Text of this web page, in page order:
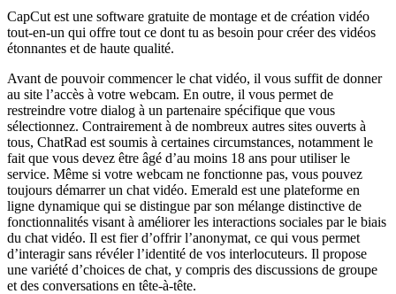
CapCut est une software gratuite de montage et de création vidéo
tout-en-un qui offre tout ce dont tu as besoin pour créer des vidéos
étonnantes et de haute qualité.
Avant de pouvoir commencer le chat vidéo, il vous suffit de donner
au site l’accès à votre webcam. En outre, il vous permet de
restreindre votre dialog à un partenaire spécifique que vous
sélectionnez. Contrairement à de nombreux autres sites ouverts à
tous, ChatRad est soumis à certaines circumstances, notamment le
fait que vous devez être âgé d’au moins 18 ans pour utiliser le
service. Même si votre webcam ne fonctionne pas, vous pouvez
toujours démarrer un chat vidéo. Emerald est une plateforme en
ligne dynamique qui se distingue par son mélange distinctive de
fonctionnalités visant à améliorer les interactions sociales par le biais
du chat vidéo. Il est fier d’offrir l’anonymat, ce qui vous permet
d’interagir sans révéler l’identité de vos interlocuteurs. Il propose
une variété d’choices de chat, y compris des discussions de groupe
et des conversations en tête-à-tête.